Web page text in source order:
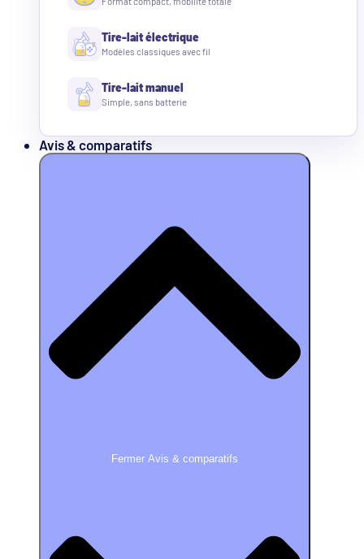
Tire-lait électrique
Modèles classiques avec fil
Tire-lait manuel
Simple, sans batterie
Avis & comparatifs
Fermer Avis & comparatifs